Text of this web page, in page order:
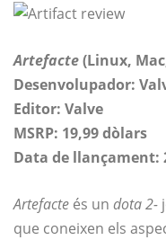
Artefacte(Linux,
Desenvolupador:
Editor: Valve
MSRP: 19,99 dòlars
Data de llançament:
Artefacte és un dota 2-
que coneixen els